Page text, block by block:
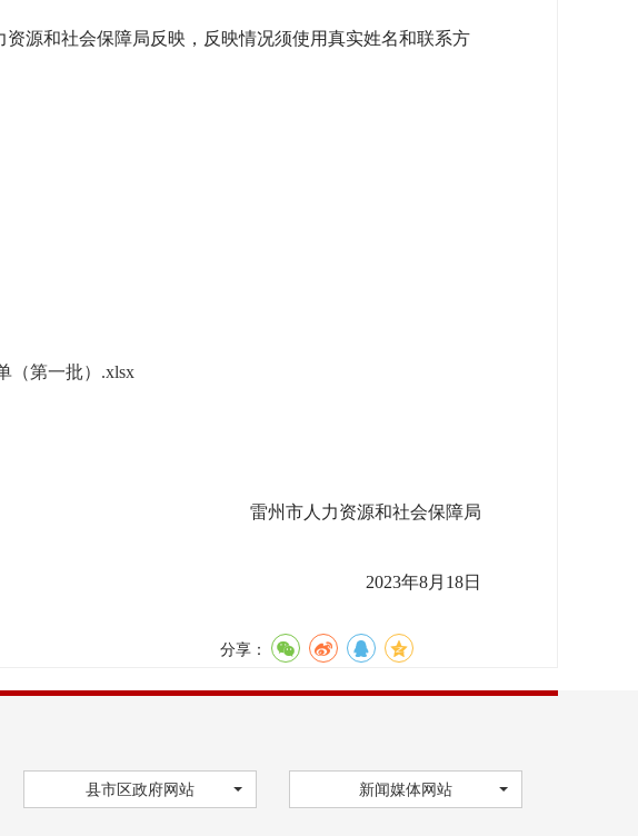
源和社会保障局反映，反映情况须使用真实姓名和联系方
（第一批）.xlsx
雷州市人力资源和社会保障局
2023年8月18日
分享：
县市区政府网站 新闻媒体网站